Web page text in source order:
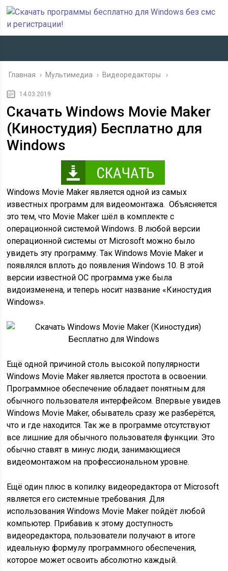
Главная › Мультимедиа › Видеоредакторы
14.03.2019
Скачать Windows Movie Maker
(Киностудия) Бесплатно для
Windows
Windows Movie Maker является одной из самых
известных программ для видеомонтажа. Объясняется
это тем, что Movie Maker шёл в комплекте с
операционной системой Windows. В любой версии
операционной системы от Microsoft можно было
увидеть эту программу. Так Windows Movie Maker и
появлялся вплоть до появления Windows 10. В этой
версии известной ОС программа уже была
видоизменена, и теперь носит название «Киностудия
Windows».
Ещё одной причиной столь высокой популярности
Windows Movie Maker является простота в освоении.
Программное обеспечение обладает понятным для
обычного пользователя интерфейсом. Впервые увидев
Windows Movie Maker, обыватель сразу же разберётся,
что и где находится. Так же в программе отсутствуют
все лишние для обычного пользователя функции. Это
обычно ставят в минус люди, занимающиеся
видеомонтажом на профессиональном уровне.
Ещё один плюс в копилку видеоредактора от Microsoft
является его системные требования. Для
использования Windows Movie Maker пойдёт любой
компьютер. Прибавив к этому доступность
видеоредактора, пользователи получают в итоге
идеальную формулу программного обеспечения,
которое может освоить абсолютно каждый.